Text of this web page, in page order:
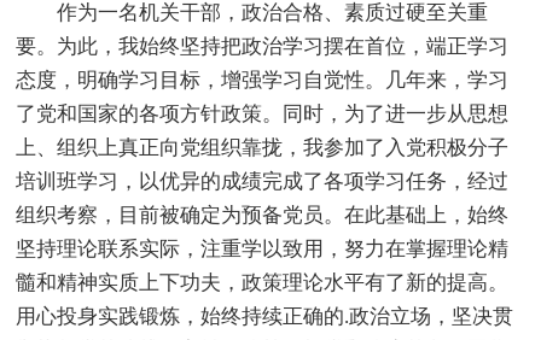
作为一名机关干部，政治合格、素质过硬至关重
要。为此，我始终坚持把政治学习摆在首位，端正学习
态度，明确学习目标，增强学习自觉性。几年来，学习
了党和国家的各项方针政策。同时，为了进一步从思想
上、组织上真正向党组织靠拢，我参加了入党积极分子
培训班学习，以优异的成绩完成了各项学习任务，经过
组织考察，目前被确定为预备党员。在此基础上，始终
坚持理论联系实际，注重学以致用，努力在掌握理论精
髓和精神实质上下功夫，政策理论水平有了新的提高。
用心投身实践锻炼，始终持续正确的.政治立场，坚决贯